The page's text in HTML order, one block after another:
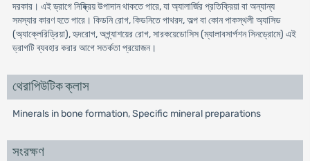
দরকার। এই ড্রাগে নিষ্ক্রিয় উপাদান থাকতে পারে, যা অ্যালার্জির প্রতিক্রিয়া বা অন্যান্য
সমস্যার কারণ হতে পারে। কিডনি রোগ, কিডনিতে পাথরদ, অল্প বা কোন পাকস্থলী অ্যাসিড
(অ্যাক্লেরিড্রিয়া), হৃদরোগ, অগ্ন্যাশয়ের রোগ, সারকয়েডোসিস (ম্যালাবসার্পশন সিনড্রোমে) এই
ড্রাগটি ব্যবহার করার আগে সতর্কতা প্রয়োজন।
থেরাপিউটিক ক্লাস
Minerals in bone formation, Specific mineral preparations
সংরক্ষণ